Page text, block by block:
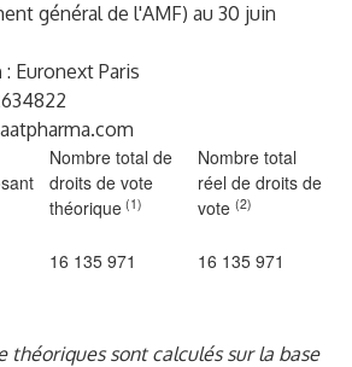
général de l'AMF) au 30 juin
: Euronext Paris
Nombre total de
droits de vote
théorique (1)
Nombre total
réel de droits de
vote (2)
16 135 971 16 135 971
théoriques sont calculés sur la base